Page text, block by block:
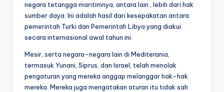
negara tetangga maritimnya, antara lain , lebih dari hak
sumber daya. Ini adalah hasil dari kesepakatan antara
pemerintah Turki dan Pemerintah Libya yang diakui
secara internasional awal tahun ini.
Mesir, serta negara-negara lain di Mediterania,
termasuk Yunani, Siprus, dan Israel, telah menolak
pengaturan yang mereka anggap melanggar hak-hak
mereka. Mereka juga mengatakan aturan itu tidak sah